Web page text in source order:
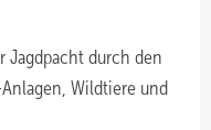
durch den
Wildtiere und